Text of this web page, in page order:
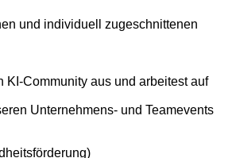
und individuell zugeschnittenen
Community aus und arbeitest auf
Unternehmens- und Teamevents